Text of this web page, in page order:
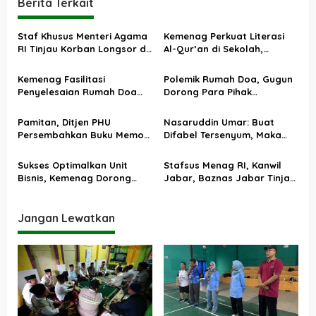
s
i
o
s
Staf Khusus Menteri Agama
RI Tinjau Korban Longsor di
Salurkan Bantuan dan
Traumatic Healing
Kemenag Perkuat Literasi
Al-Qur’an di Sekolah,
Fondasi Kebijakan
Pendidikan Agama
Kemenag Fasilitasi
Penyelesaian Rumah Doa
Delapan Langkah Kerukunan
Polemik Rumah Doa, Gugun
Dorong Para Pihak
Pamitan, Ditjen PHU
Persembahkan Buku Memori
Kelola Haji
Nasaruddin Umar: Buat
Difabel Tersenyum, Maka
Sukses Optimalkan Unit
Bisnis, Kemenag Dorong
Jakarta
Stafsus Menag RI, Kanwil
Jabar, Baznas Jabar Tinjau
Jangan Lewatkan